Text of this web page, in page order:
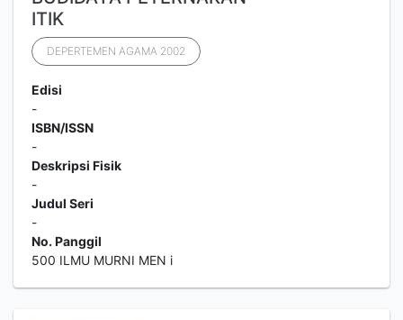
ITIK
DEPERTEMEN AGAMA 2002
Edisi
-
ISBN/ISSN
-
Deskripsi Fisik
-
Judul Seri
-
No. Panggil
500 ILMU MURNI MEN i